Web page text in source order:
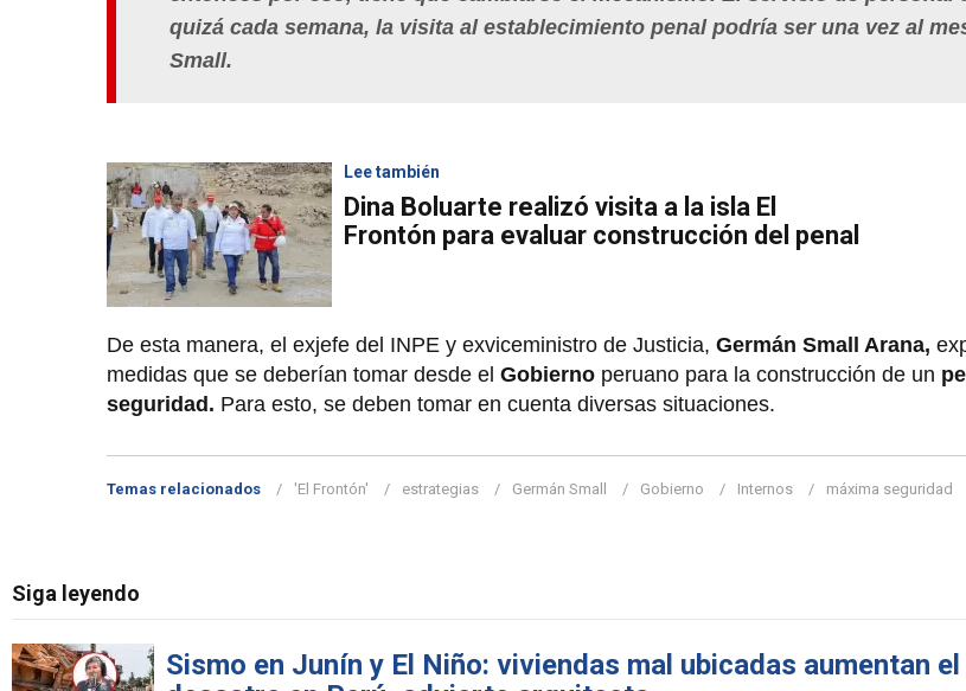
quizá cada semana, la visita al establecimiento penal podría ser una vez al
Small.
Lee también
Dina Boluarte realizó visita a la isla El
Frontón para evaluar construcción del penal
De esta manera, el exjefe del INPE y exviceministro de Justicia, Germán Small Arana,
medidas que se deberían tomar desde el Gobierno peruano para la construcción de un
seguridad. Para esto, se deben tomar en cuenta diversas situaciones.
Temas relacionados 'El Frontón' estrategias Germán Small Gobierno Internos máxima seguridad
Siga leyendo
Sismo en Junín y El Niño: viviendas mal ubicadas aumentan